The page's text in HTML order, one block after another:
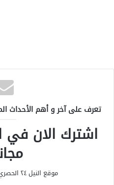
تعرف على آخر و أهم الأحداث
اشترك الان في
موقع النيل ٢٤ الحصري علي مدار الساعة